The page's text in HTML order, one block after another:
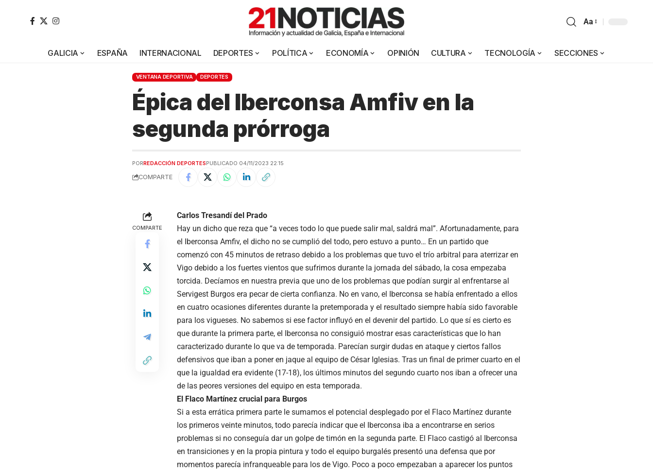
Aa
GALICIA ESPAÑA INTERNACIONAL DEPORTES POLÍTICA ECONOMÍA OPINIÓN CULTURA TECNOLOGÍA SECCIONES
VENTANA DEPORTIVA DEPORTES
Épica del Iberconsa Amfiv en la
segunda prórroga
PORREDACCIÓN DEPORTESPUBLICADO 04/11/2023 22:15
COMPARTE
COMPARTE
Carlos Tresandí del Prado
Hay un dicho que reza que “a veces todo lo que puede salir mal, saldrá mal”. Afortunadamente, para
el Iberconsa Amfiv, el dicho no se cumplió del todo, pero estuvo a punto… En un partido que
comenzó con 45 minutos de retraso debido a los problemas que tuvo el trío arbitral para aterrizar en
Vigo debido a los fuertes vientos que sufrimos durante la jornada del sábado, la cosa empezaba
torcida. Decíamos en nuestra previa que uno de los problemas que podían surgir al enfrentarse al
Servigest Burgos era pecar de cierta confianza. No en vano, el Iberconsa se había enfrentado a ellos
en cuatro ocasiones diferentes durante la pretemporada y el resultado siempre había sido favorable
para los vigueses. No sabemos si ese factor influyó en el devenir del partido. Lo que sí es cierto es
que durante la primera parte, el Iberconsa no consiguió mostrar esas características que lo han
caracterizado durante lo que va de temporada. Parecían surgir dudas en ataque y ciertos fallos
defensivos que iban a poner en jaque al equipo de César Iglesias. Tras un final de primer cuarto en el
que la igualdad era evidente (17-18), los últimos minutos del segundo cuarto nos iban a ofrecer una
de las peores versiones del equipo en esta temporada.
El Flaco Martínez crucial para Burgos
Si a esta errática primera parte le sumamos el potencial desplegado por el Flaco Martínez durante
los primeros veinte minutos, todo parecía indicar que el Iberconsa iba a encontrarse en serios
problemas si no conseguía dar un golpe de timón en la segunda parte. El Flaco castigó al Iberconsa
en transiciones y en la propia pintura y todo el equipo burgalés presentó una defensa que por
momentos parecía infranqueable para los de Vigo. Poco a poco empezaban a aparecer los puntos